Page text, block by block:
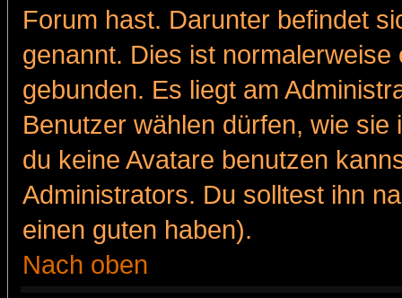
Forum hast. Darunter befindet
genannt. Dies ist
gebunden. Es liegt am
Benutzer wählen dürfen, wie
du keine Avatare benutzen
Administrators. Du solltest ihn
einen guten haben).
Nach oben